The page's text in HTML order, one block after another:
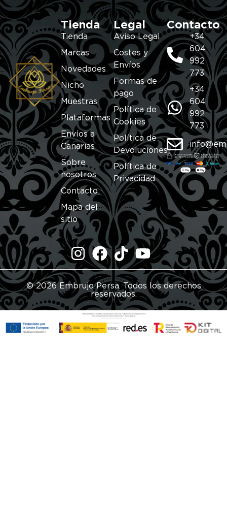
Tienda
Tienda
Marcas
Novedades
Nicho
Muestras
Plataformas
Envíos a
Canarias
Sobre
nosotros
Contacto
Mapa del
sitio
Legal
Aviso Legal
Costes y
Envíos
Formas de
pago
Política de
Cookies
Política de
Devoluciones
Política de
Privacidad
Contacto
+34
604
992
773
+34
604
992
773
© 2026 Embrujo Persa. Todos los derechos
reservados.